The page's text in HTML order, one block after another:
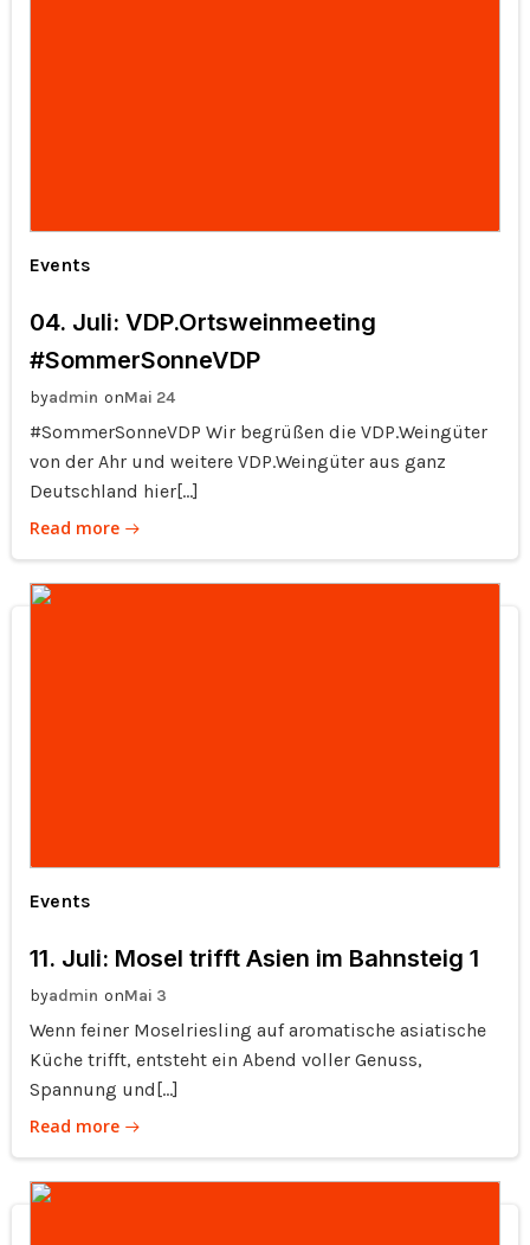
Events
04. Juli: VDP.Ortsweinmeeting
#SommerSonneVDP
byadmin onMai 24
#SommerSonneVDP Wir begrüßen die VDP.Weingüter
von der Ahr und weitere VDP.Weingüter aus ganz
Deutschland hier[…]
Read more
Events
11. Juli: Mosel trifft Asien im Bahnsteig 1
byadmin onMai 3
Wenn feiner Moselriesling auf aromatische asiatische
Küche trifft, entsteht ein Abend voller Genuss,
Spannung und[…]
Read more